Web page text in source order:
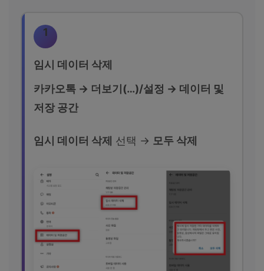
1
임시 데이터 삭제
카카오톡 → 더보기(…)/설정 → 데이터 및
저장 공간
임시 데이터 삭제 선택 → 모두 삭제